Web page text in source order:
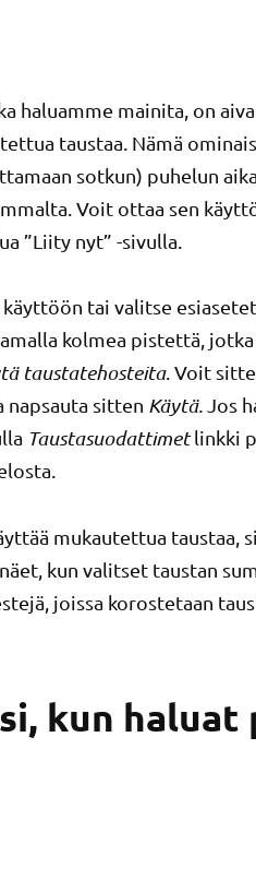
haluamme mainita, on
taustaa. Nämä
sotkun) puhelun
Voit ottaa sen
”Liity nyt” -sivulla.
tai valitse
kolmea pistettä, jotka
taustatehosteita. Voit
napsauta sitten Käytä. Jos
Taustasuodattimetlinkki
mukautettua taustaa,
kun valitset taustan
joissa korostetaan
kun haluat